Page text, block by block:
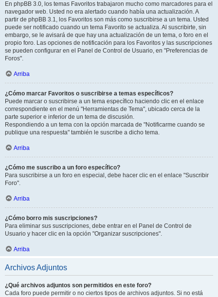
En phpBB 3.0, los temas Favoritos trabajaron mucho como marcadores para el
navegador web. Usted no era alertado cuando había una actualización. A
partir de phpBB 3.1, los Favoritos son más como suscribirse a un tema. Usted
puede ser notificado cuando un tema Favorito se actualiza. Al suscribirte, sin
embargo, se le avisará de que hay una actualización de un tema, o foro en el
propio foro. Las opciones de notificación para los Favoritos y las suscripciones
se pueden configurar en el Panel de Control de Usuario, en "Preferencias de
Foros".
Arriba
¿Cómo marcar Favoritos o suscribirse a temas específicos?
Puede marcar o suscribirse a un tema específico haciendo clic en el enlace
correspondiente en el menú "Herramientas de Tema", ubicado cerca de la
parte superior e inferior de un tema de discusión.
Respondiendo a un tema con la opción marcada de "Notificarme cuando se
publique una respuesta" también le suscribe a dicho tema.
Arriba
¿Cómo me suscribo a un foro específico?
Para suscribirse a un foro en especial, debe hacer clic en el enlace "Suscribir
Foro".
Arriba
¿Cómo borro mis suscripciones?
Para eliminar sus suscripciones, debe entrar en el Panel de Control de
Usuario y hacer clic en la opción "Organizar suscripciones".
Arriba
Archivos Adjuntos
¿Qué archivos adjuntos son permitidos en este foro?
Cada foro puede permitir o no ciertos tipos de archivos adjuntos. Si no está